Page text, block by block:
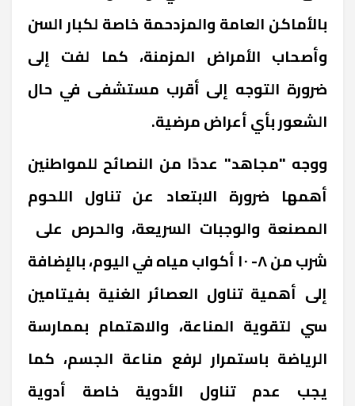
بالأماكن العامة والمزدحمة خاصة لكبار السن
وأصحاب الأمراض المزمنة، كما لفت إلى
ضرورة التوجه إلى أقرب مستشفى في حال
الشعور بأي أعراض مرضية.
ووجه "مجاهد" عددًا من النصائح للمواطنين
أهمها ضرورة الابتعاد عن تناول اللحوم
المصنعة والوجبات السريعة، والحرص على
شرب من ٨- ١٠ أكواب مياه في اليوم، بالإضافة
إلى أهمية تناول العصائر الغنية بفيتامين
سي لتقوية المناعة، والاهتمام بممارسة
الرياضة باستمرار لرفع مناعة الجسم، كما
يجب عدم تناول الأدوية خاصة أدوية